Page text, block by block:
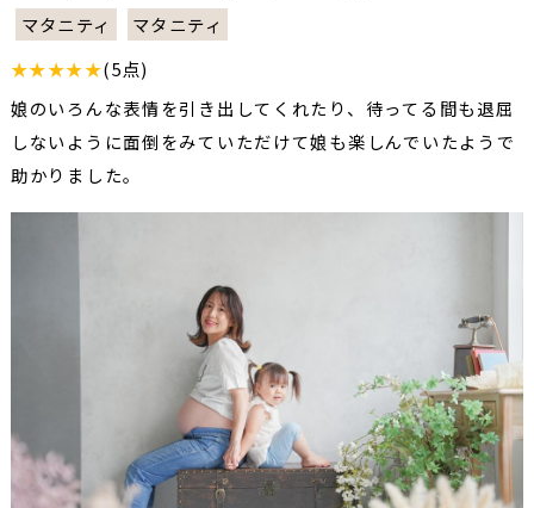
マタニティ
マタニティ
★★★★★(5点)
娘のいろんな表情を引き出してくれたり、待ってる間も退屈
しないように面倒をみていただけて娘も楽しんでいたようで
助かりました。